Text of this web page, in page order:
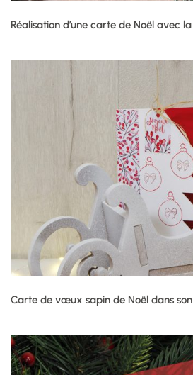
Réalisation d’une carte de Noël avec
Carte de vœux sapin de Noël dans